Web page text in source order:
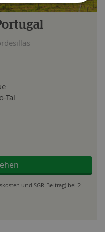
Tal
und SGR-Beitrag) bei 2